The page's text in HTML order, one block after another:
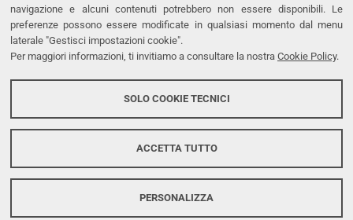
navigazione e alcuni contenuti potrebbero non essere disponibili. Le
preferenze possono essere modificate in qualsiasi momento dal menu
laterale "Gestisci impostazioni cookie".
Per maggiori informazioni, ti invitiamo a consultare la nostra Cookie Policy.
SOLO COOKIE TECNICI
ACCETTA TUTTO
PERSONALIZZA
LINKS
Dichiarazione di accessibilità
Protezione dati personali